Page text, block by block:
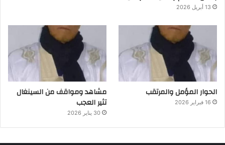
13 أبريل 2026
الحوار المؤمل والمرتقب
16 فبراير 2026
مشاهد ومواقف من السينغال
تثير العجب
30 يناير 2026